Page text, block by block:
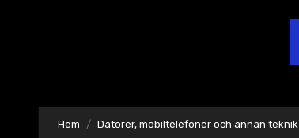
Hem Datorer, mobiltelefoner och annan teknik